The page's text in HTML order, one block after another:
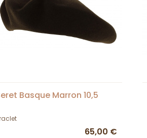
Basque Marron 10,5
65,00 €